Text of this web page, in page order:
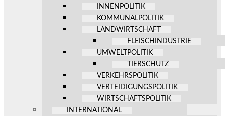
INNENPOLITIK
KOMMUNALPOLITIK
LANDWIRTSCHAFT
FLEISCHINDUSTRIE
UMWELTPOLITIK
TIERSCHUTZ
VERKEHRSPOLITIK
VERTEIDIGUNGSPOLITIK
WIRTSCHAFTSPOLITIK
INTERNATIONAL